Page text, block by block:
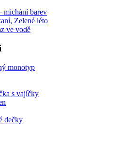
míchání barev
Zelené léto
ve vodě
monotyp
s vajíčky
dečky